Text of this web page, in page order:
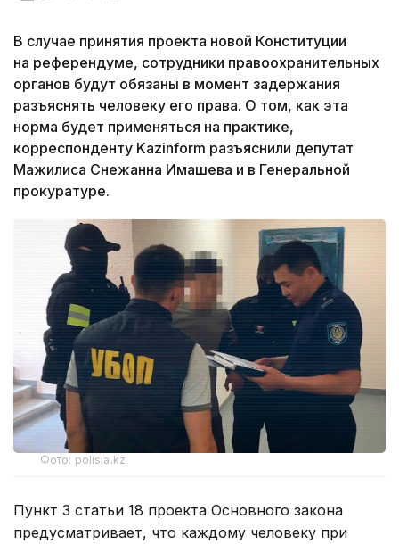
В случае принятия проекта новой Конституции
на референдуме, сотрудники правоохранительных
органов будут обязаны в момент задержания
разъяснять человеку его права. О том, как эта
норма будет применяться на практике,
корреспонденту Kazinform разъяснили депутат
Мажилиса Снежанна Имашева и в Генеральной
прокуратуре.
Фото: polisia.kz
Пункт 3 статьи 18 проекта Основного закона
предусматривает, что каждому человеку при